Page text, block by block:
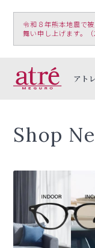
令和８年熊本地震で
舞い申し上げます。
アト
Shop